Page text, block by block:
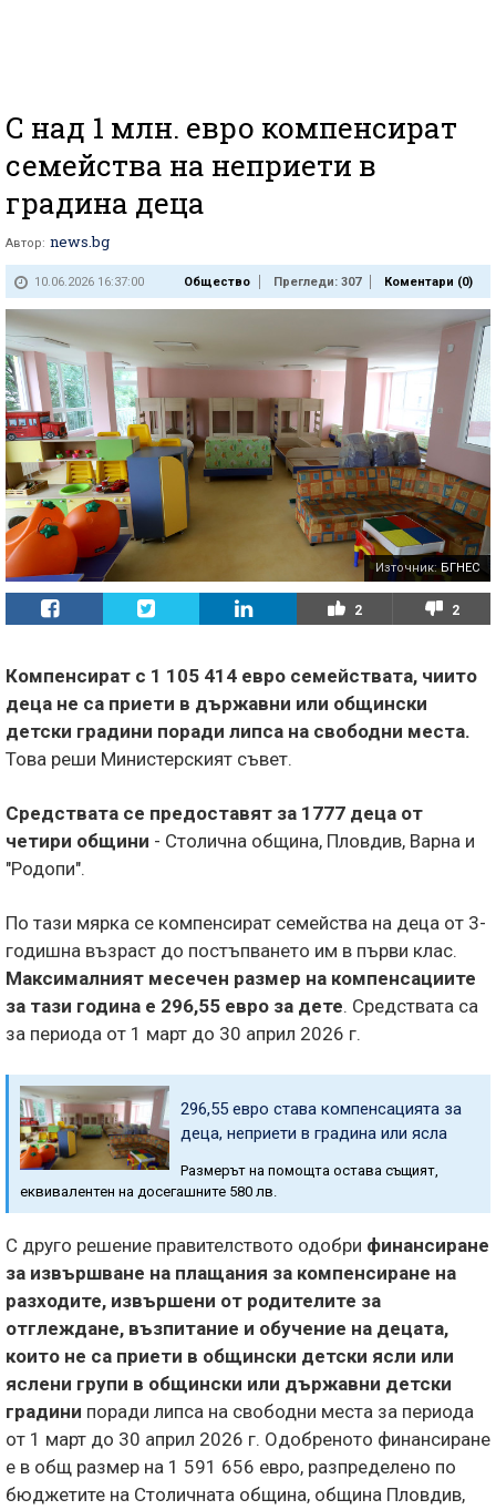
С над 1 млн. евро компенсират
семейства на неприети в
градина деца
Автор: news.bg
10.06.2026 16:37:00 Общество Прегледи: 307 Коментари (0)
Източник:БГНЕС
2 2
Компенсират с 1 105 414 евро семействата, чиито
деца не са приети в държавни или общински
детски градини поради липса на свободни места.
Това реши Министерският съвет.
Средствата се предоставят за 1777 деца от
четири общини - Столична община, Пловдив, Варна и
"Родопи".
По тази мярка се компенсират семейства на деца от 3-
годишна възраст до постъпването им в първи клас.
Максималният месечен размер на компенсациите
за тази година е 296,55 евро за дете. Средствата са
за периода от 1 март до 30 април 2026 г.
296,55 евро става компенсацията за
деца, неприети в градина или ясла
Размерът на помощта остава същият,
еквивалентен на досегашните 580 лв.
С друго решение правителството одобри финансиране
за извършване на плащания за компенсиране на
разходите, извършени от родителите за
отглеждане, възпитание и обучение на децата,
които не са приети в общински детски ясли или
яслени групи в общински или държавни детски
градини поради липса на свободни места за периода
от 1 март до 30 април 2026 г. Одобреното финансиране
е в общ размер на 1 591 656 евро, разпределено по
бюджетите на Столичната община, община Пловдив,